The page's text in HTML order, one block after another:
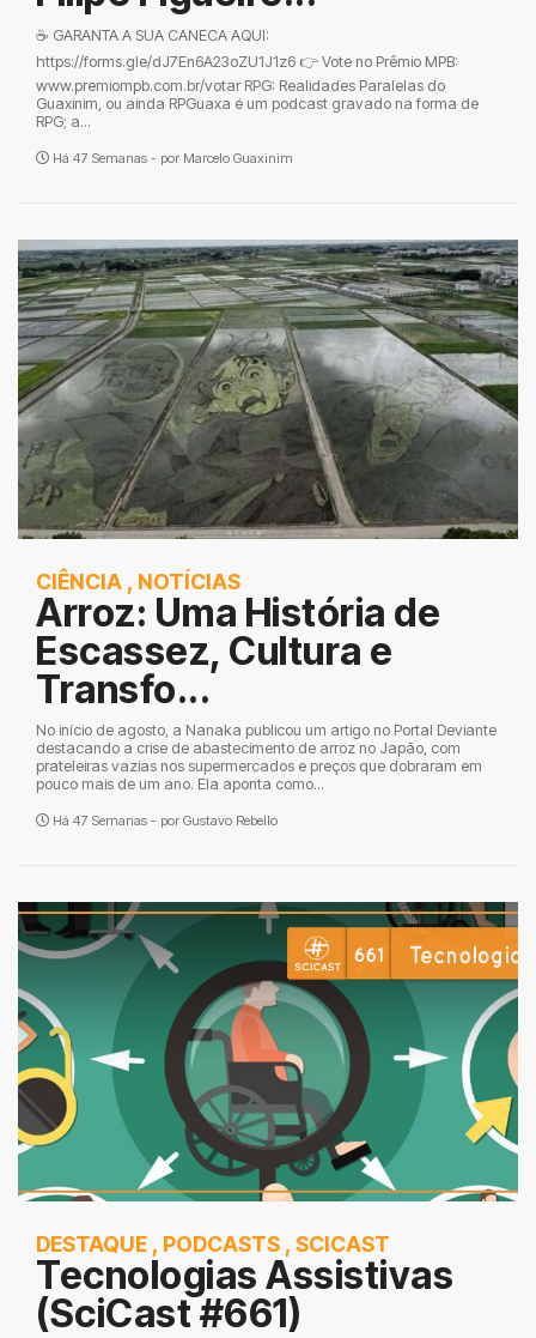
☕ GARANTA A SUA CANECA AQUI:
https://forms.gle/dJ7En6A23oZU1J1z6 👉 Vote no Prêmio MPB:
www.premiompb.com.br/votar RPG: Realidades Paralelas do
Guaxinim, ou ainda RPGuaxa é um podcast gravado na forma de
RPG; a...
Há 47 Semanas - por Marcelo Guaxinim
CIÊNCIA , NOTÍCIAS
Arroz: Uma História de
Escassez, Cultura e
Transfo...
No início de agosto, a Nanaka publicou um artigo no Portal Deviante
destacando a crise de abastecimento de arroz no Japão, com
prateleiras vazias nos supermercados e preços que dobraram em
pouco mais de um ano. Ela aponta como...
Há 47 Semanas - por Gustavo Rebello
DESTAQUE , PODCASTS , SCICAST
Tecnologias Assistivas
(SciCast #661)